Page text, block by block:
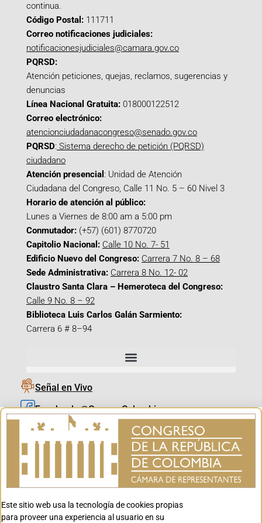
continua.
Código Postal: 111711
Correo notificaciones judiciales:
notificacionesjudiciales@camara.gov.co
PQRSD:
Atención peticiones, quejas, reclamos, sugerencias y
denuncias
Línea Nacional Gratuita: 018000122512
Correo electrónico:
atencionciudadanacongreso@senado.gov.co
PQRSD: Sistema derecho de petición (PQRSD)
ciudadano
Atención presencial : Unidad de Atención
Ciudadana del Congreso, Calle 11 No. 5 – 60 Nivel 3
Horario de atención al público:
Lunes a Viernes de 8:00 am a 5:00 pm
Conmutador: (+57) (601) 8770720
Capitolio Nacional: Calle 10 No. 7- 51
Edificio Nuevo del Congreso: Carrera 7 No. 8 – 68
Sede Administrativa: Carrera 8 No. 12- 02
Claustro Santa Clara – Hemeroteca del Congreso:
Calle 9 No. 8 – 92
Biblioteca Luis Carlos Galán Sarmiento:
Carrera 6 # 8–94
Señal en Vivo
Facebook_@CamaraColombia
Instagram_@CamaraColombia
X_@CamaraColombia
Youtube_@CamaraColombia
Youtube_@CanalCongreso
Este sitio web usa la tecnología de cookies propias
para proveer una experiencia al usuario en su